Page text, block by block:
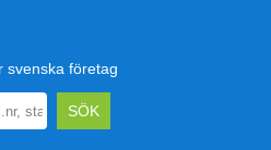
svenska företag